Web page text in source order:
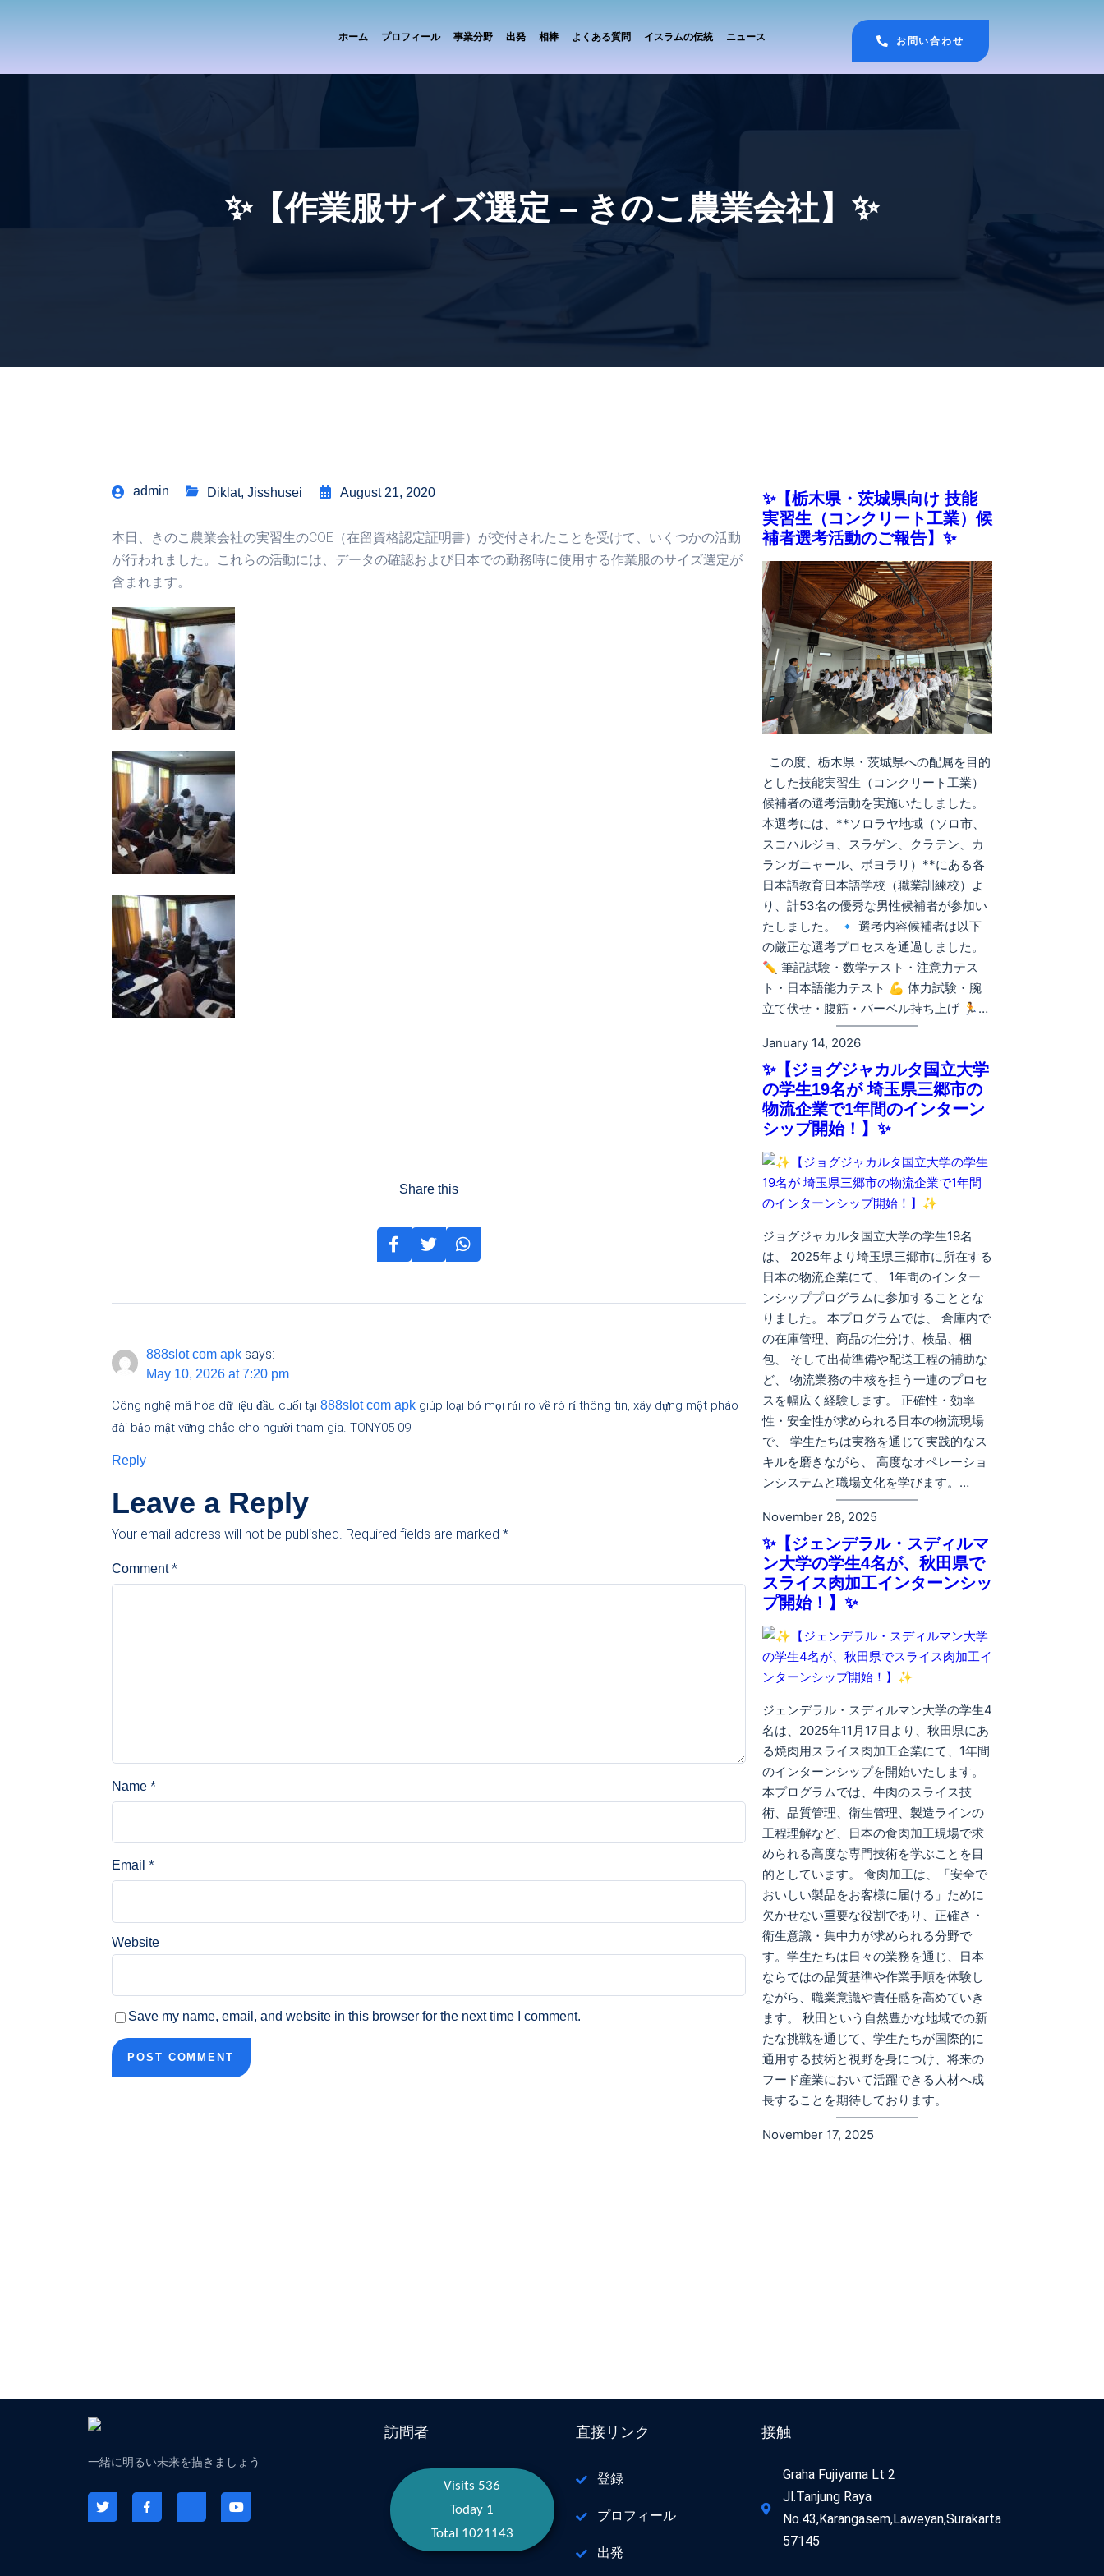
ホーム プロフィール 事業分野 出発 相棒 よくある質問 イスラムの伝統 ニュース お問い合わせ
✨【作業服サイズ選定 – きのこ農業会社】✨
admin Diklat, Jisshusei August 21, 2020
本日、きのこ農業会社の実習生のCOE（在留資格認定証明書）が交付されたことを受けて、いくつかの活動
が行われました。これらの活動には、データの確認および日本での勤務時に使用する作業服のサイズ選定が
含まれます。
Share this
888slot com apk says:
May 10, 2026 at 7:20 pm
Công nghệ mã hóa dữ liệu đầu cuối tại 888slot com apkgiúp loại bỏ mọi rủi ro về rò rỉ thông tin, xây dựng một pháo
đài bảo mật vững chắc cho người tham gia. TONY05-09
Reply
Leave a Reply
Your email address will not be published. Required fields are marked *
Comment*
Name *
Email *
Website
Save my name, email, and website in this browser for the next time I comment.
✨【栃木県・茨城県向け 技能
実習生（コンクリート工業）候
補者選考活動のご報告】✨
この度、栃木県・茨城県への配属を目的
とした技能実習生（コンクリート工業）
候補者の選考活動を実施いたしました。
本選考には、**ソロラヤ地域（ソロ市、
スコハルジョ、スラゲン、クラテン、カ
ランガニャール、ボヨラリ）**にある各
日本語教育日本語学校（職業訓練校）よ
り、計53名の優秀な男性候補者が参加い
たしました。 🔹 選考内容候補者は以下
の厳正な選考プロセスを通過しました。
✏️ 筆記試験・数学テスト・注意力テス
ト・日本語能力テスト 💪 体力試験・腕
立て伏せ・腹筋・バーベル持ち上げ 🏃…
January 14, 2026
✨【ジョグジャカルタ国立大学
の学生19名が 埼玉県三郷市の
物流企業で1年間のインターン
シップ開始！】✨
ジョグジャカルタ国立大学の学生19名
は、 2025年より埼玉県三郷市に所在する
日本の物流企業にて、 1年間のインター
ンシッププログラムに参加することとな
りました。 本プログラムでは、 倉庫内で
の在庫管理、商品の仕分け、検品、梱
包、 そして出荷準備や配送工程の補助な
ど、 物流業務の中核を担う一連のプロセ
スを幅広く経験します。 正確性・効率
性・安全性が求められる日本の物流現場
で、 学生たちは実務を通じて実践的なス
キルを磨きながら、 高度なオペレーショ
ンシステムと職場文化を学びます。…
November 28, 2025
✨【ジェンデラル・スディルマ
ン大学の学生4名が、秋田県で
スライス肉加工インターンシッ
プ開始！】✨
ジェンデラル・スディルマン大学の学生4
名は、2025年11月17日より、秋田県にあ
る焼肉用スライス肉加工企業にて、1年間
のインターンシップを開始いたします。
本プログラムでは、牛肉のスライス技
術、品質管理、衛生管理、製造ラインの
工程理解など、日本の食肉加工現場で求
められる高度な専門技術を学ぶことを目
的としています。 食肉加工は、「安全で
おいしい製品をお客様に届ける」ために
欠かせない重要な役割であり、正確さ・
衛生意識・集中力が求められる分野で
す。学生たちは日々の業務を通じ、日本
ならではの品質基準や作業手順を体験し
ながら、職業意識や責任感を高めていき
ます。 秋田という自然豊かな地域での新
たな挑戦を通じて、学生たちが国際的に
通用する技術と視野を身につけ、将来の
フード産業において活躍できる人材へ成
長することを期待しております。
November 17, 2025
一緒に明るい未来を描きましょう
訪問者
Visits 536
Today 1
Total 1021143
直接リンク
登録
プロフィール
出発
接触
Graha Fujiyama Lt 2
Jl.Tanjung Raya
No.43,Karangasem,Laweyan,Surakarta
57145